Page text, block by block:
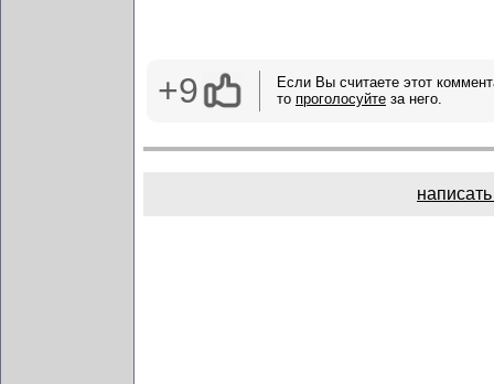
+9
Если Вы считаете этот
то проголосуйте за него.